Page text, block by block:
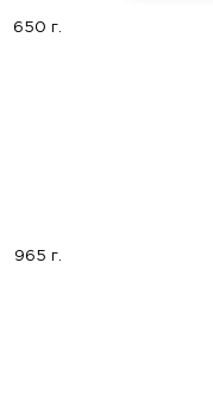
650 г.
965 г.